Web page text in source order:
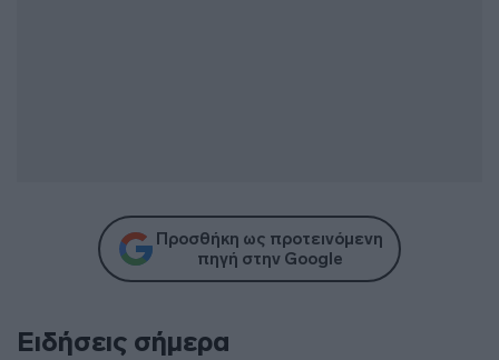
Προσθήκη ως προτεινόμενη
πηγή στην Google
Ειδήσεις σήμερα